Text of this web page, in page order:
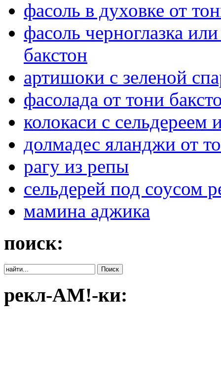
фасоль в духовке от
фасоль черноглазка
бакстон
артишоки с зеленой
фасолада от тони
колокаси с
долмадес яланджи от
рагу из репы
сельдерей под соусом
мамина аджика
поиск:
рекл-АМ!-ки: